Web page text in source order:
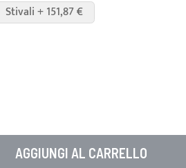
Stivali + 151,87 €
AGGIUNGI AL CARRELLO